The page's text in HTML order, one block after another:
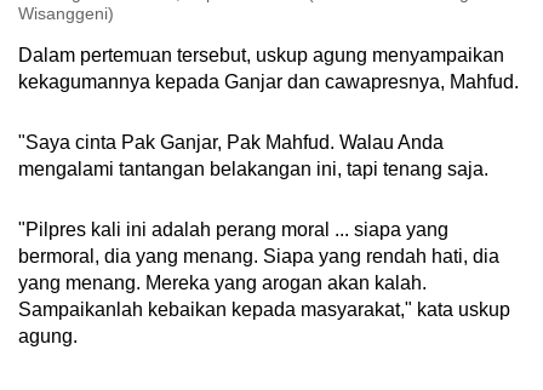
Wisanggeni)
Dalam pertemuan tersebut, uskup agung menyampaikan
kekagumannya kepada Ganjar dan cawapresnya, Mahfud.
"Saya cinta Pak Ganjar, Pak Mahfud. Walau Anda
mengalami tantangan belakangan ini, tapi tenang saja.
"Pilpres kali ini adalah perang moral ... siapa yang
bermoral, dia yang menang. Siapa yang rendah hati, dia
yang menang. Mereka yang arogan akan kalah.
Sampaikanlah kebaikan kepada masyarakat," kata uskup
agung.